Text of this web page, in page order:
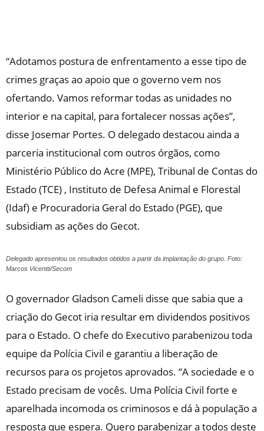
“Adotamos postura de enfrentamento a esse tipo de
crimes graças ao apoio que o governo vem nos
ofertando. Vamos reformar todas as unidades no
interior e na capital, para fortalecer nossas ações”,
disse Josemar Portes. O delegado destacou ainda a
parceria institucional com outros órgãos, como
Ministério Público do Acre (MPE), Tribunal de Contas do
Estado (TCE) , Instituto de Defesa Animal e Florestal
(Idaf) e Procuradoria Geral do Estado (PGE), que
subsidiam as ações do Gecot.
Delegado apresentou os resultados obtidos a partir da implantação do grupo. Foto:
Marcos Vicentti/Secom
O governador Gladson Cameli disse que sabia que a
criação do Gecot iria resultar em dividendos positivos
para o Estado. O chefe do Executivo parabenizou toda
equipe da Polícia Civil e garantiu a liberação de
recursos para os projetos aprovados. “A sociedade e o
Estado precisam de vocês. Uma Polícia Civil forte e
aparelhada incomoda os criminosos e dá à população a
resposta que espera. Quero parabenizar a todos deste